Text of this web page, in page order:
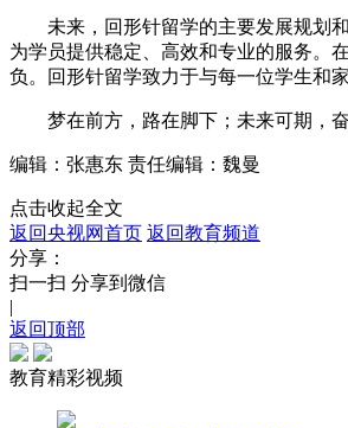
未来，回形针留学的主要发展规划和
为学员提供稳定、高效和专业的服务。
负。回形针留学致力于与每一位学生和
梦在前方，路在脚下；未来可期，奋
编辑：张惠东 责任编辑：魏曼
点击收起全文
返回央视网首页 返回教育频道
分享：
扫一扫 分享到微信
|
返回顶部
教育精彩视频